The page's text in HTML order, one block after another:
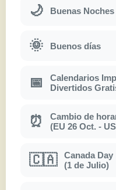
🌙 Buenas Noches
🌞 Buenos días
📅
Calendarios
Divertidos
⏰
Cambio de
(EU 26 Oct. -
🇨🇦
Canada Day
(1 de Julio)